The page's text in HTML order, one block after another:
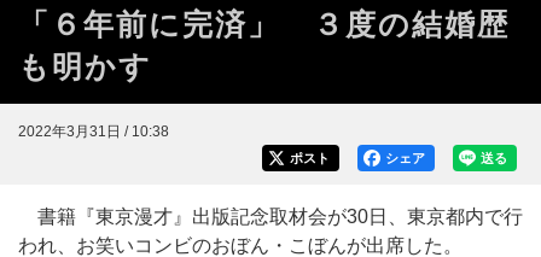
「６年前に完済」 ３度の結婚歴
も明かす
2022年3月31日 / 10:38
送る
シェア
ポスト
書籍『東京漫才』出版記念取材会が30日、東京都内で行
われ、お笑いコンビのおぼん・こぼんが出席した。